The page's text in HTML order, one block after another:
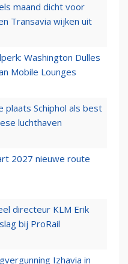
maand dicht voor
Transavia wijken uit
Washington Dulles
Mobile Lounges
plaats Schiphol als best
luchthaven
2027 nieuwe route
directeur KLM Erik
bij ProRail
Izhavia in